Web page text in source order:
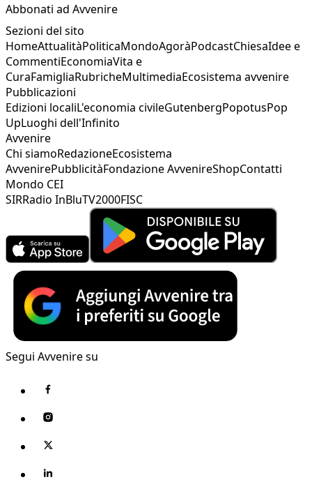
Abbonati ad Avvenire
Sezioni del sito
HomeAttualitàPoliticaMondoAgoràPodcastChiesaIdee e
CommentiEconomiaVita e
CuraFamigliaRubricheMultimediaEcosistema avvenire
Pubblicazioni
Edizioni localiL'economia civileGutenbergPopotusPop
UpLuoghi dell'Infinito
Avvenire
Chi siamoRedazioneEcosistema
AvvenirePubblicitàFondazione AvvenireShopContatti
Mondo CEI
SIRRadio InBluTV2000FISC
Segui Avvenire su